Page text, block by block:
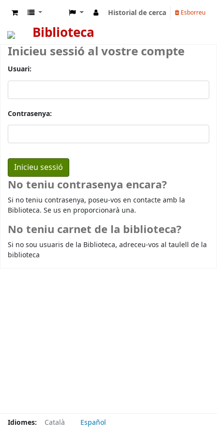
Historial de cerca Esborreu
Biblioteca
Inicieu sessió al vostre compte
Usuari:
Contrasenya:
No teniu contrasenya encara?
Si no teniu contrasenya, poseu-vos en contacte amb la
Biblioteca. Se us en proporcionarà una.
No teniu carnet de la biblioteca?
Si no sou usuaris de la Biblioteca, adreceu-vos al taulell de la
biblioteca
Idiomes: Català Español